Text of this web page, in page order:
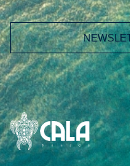
E-Mail Adresse
Vorname
Nachname